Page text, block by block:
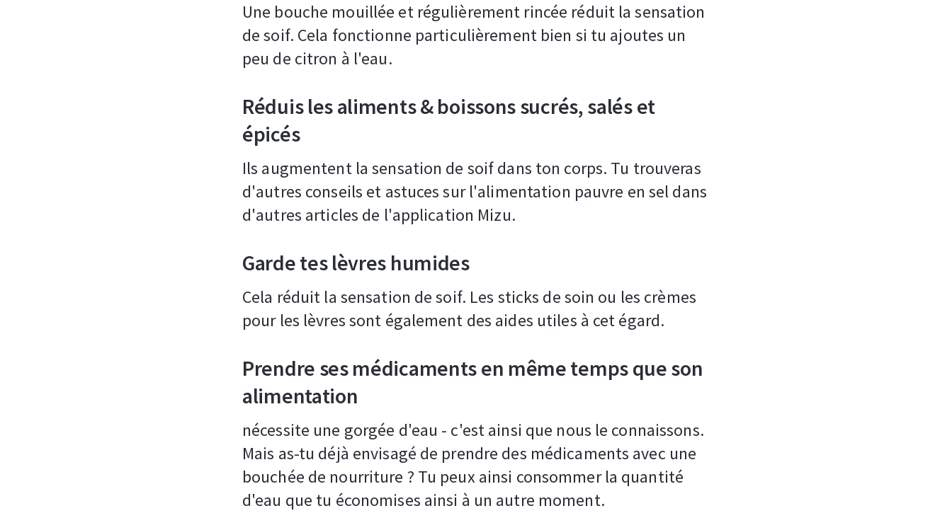
Une bouche mouillée et régulièrement rincée réduit la sensation
de soif. Cela fonctionne particulièrement bien si tu ajoutes un
peu de citron à l'eau.
Réduis les aliments & boissons sucrés, salés et
épicés
Ils augmentent la sensation de soif dans ton corps. Tu trouveras
d'autres conseils et astuces sur l'alimentation pauvre en sel dans
d'autres articles de l'application Mizu.
Garde tes lèvres humides
Cela réduit la sensation de soif. Les sticks de soin ou les crèmes
pour les lèvres sont également des aides utiles à cet égard.
Prendre ses médicaments en même temps que son
alimentation
nécessite une gorgée d'eau - c'est ainsi que nous le connaissons.
Mais as-tu déjà envisagé de prendre des médicaments avec une
bouchée de nourriture ? Tu peux ainsi consommer la quantité
d'eau que tu économises ainsi à un autre moment.